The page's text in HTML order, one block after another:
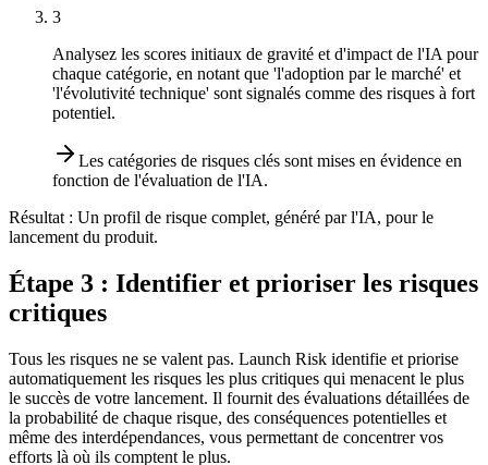
3
Analysez les scores initiaux de gravité et d'impact de l'IA pour
chaque catégorie, en notant que 'l'adoption par le marché' et
'l'évolutivité technique' sont signalés comme des risques à fort
potentiel.
Les catégories de risques clés sont mises en évidence en
fonction de l'évaluation de l'IA.
Résultat : Un profil de risque complet, généré par l'IA, pour le
lancement du produit.
Étape 3 : Identifier et prioriser les risques
critiques
Tous les risques ne se valent pas. Launch Risk identifie et priorise
automatiquement les risques les plus critiques qui menacent le plus
le succès de votre lancement. Il fournit des évaluations détaillées de
la probabilité de chaque risque, des conséquences potentielles et
même des interdépendances, vous permettant de concentrer vos
efforts là où ils comptent le plus.